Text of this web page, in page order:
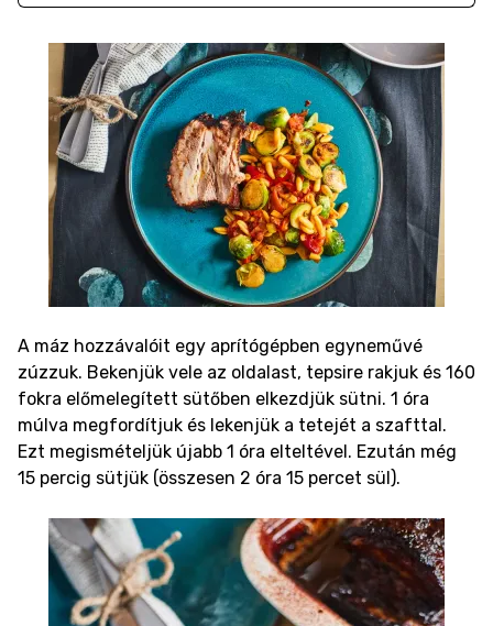
A máz hozzávalóit egy aprítógépben egyneművé
zúzzuk. Bekenjük vele az oldalast, tepsire rakjuk és 160
fokra előmelegített sütőben elkezdjük sütni. 1 óra
múlva megfordítjuk és lekenjük a tetejét a szafttal.
Ezt megismételjük újabb 1 óra elteltével. Ezután még
15 percig sütjük (összesen 2 óra 15 percet sül).